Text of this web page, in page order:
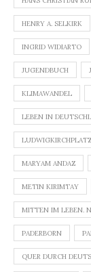
HENRY A. SELKIRK
INGRID WIDIARTO
JUGENDBUCH
KLIMAWANDEL
LEBEN IN
LUDWIGKIRCHPLATZ
MARYAM ANDAZ
METIN KIRIMTAY
MITTEN IM LEBEN.
PADERBORN
QUER DURCH